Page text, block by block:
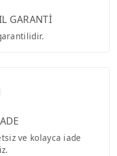
GARANTİ
ve kolayca iade